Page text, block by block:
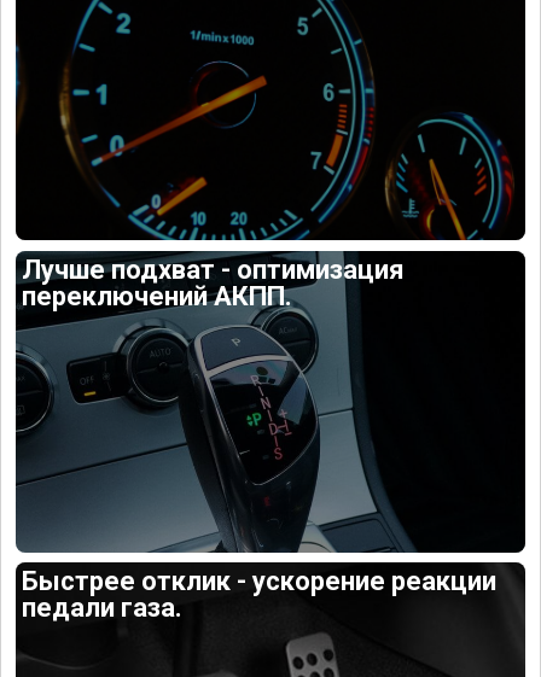
Лучше подхват - оптимизация
переключений АКПП.
Быстрее отклик - ускорение реакции
педали газа.